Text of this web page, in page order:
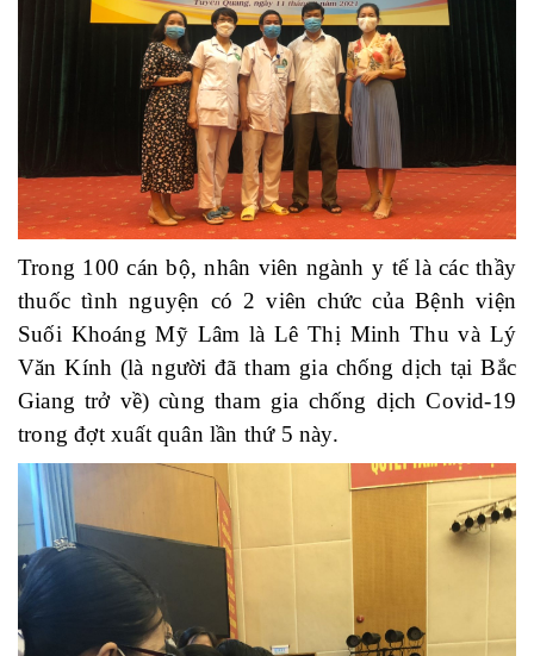
Trong 100 cán bộ, nhân viên ngành y tế là các thầy
thuốc tình nguyện có 2 viên chức của Bệnh viện
Suối Khoáng Mỹ Lâm là Lê Thị Minh Thu và Lý
Văn Kính (là người đã tham gia chống dịch tại Bắc
Giang trở về) cùng tham gia chống dịch Covid-19
trong đợt xuất quân lần thứ 5 này.